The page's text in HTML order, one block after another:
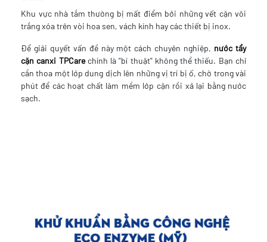
Khu vực nhà tắm thường bị mất điểm bởi những vết cặn vôi
trắng xóa trên vòi hoa sen, vách kính hay các thiết bị inox.
Để giải quyết vấn đề này một cách chuyên nghiệp, nước tẩy
cặn canxi TPCarechính là "bí thuật" không thể thiếu. Bạn chỉ
cần thoa một lớp dung dịch lên những vị trí bị ố, chờ trong vài
phút để các hoạt chất làm mềm lớp cặn rồi xả lại bằng nước
sạch.